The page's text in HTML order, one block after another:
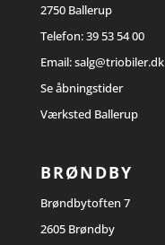
2750 Ballerup
Telefon:39 53 54 00
Email:salg@triobiler.dk
Se åbningstider
Værksted Ballerup
BRØNDBY
Brøndbytoften 7
2605 Brøndby